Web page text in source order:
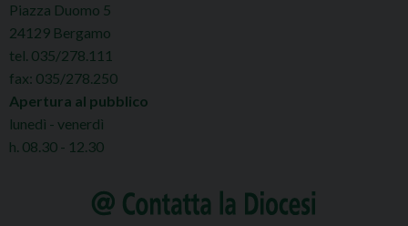
Piazza Duomo 5
24129 Bergamo
tel. 035/278.111
fax: 035/278.250
Apertura al pubblico
lunedì - venerdì
h. 08.30 - 12.30